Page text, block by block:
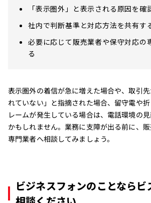
「表示圏外」と表示される原因を確
社内で判断基準と対応方法を共有す
必要に応じて販売業者や保守対応の
る
表示圏外の着信が急に増えた場合や、取引
れていない」と指摘された場合、留守電や
レームが発生している場合は、電話環境の
かもしれません。業務に支障が出る前に、
専門業者へ相談してみましょう。
ビジネスフォンのことなら